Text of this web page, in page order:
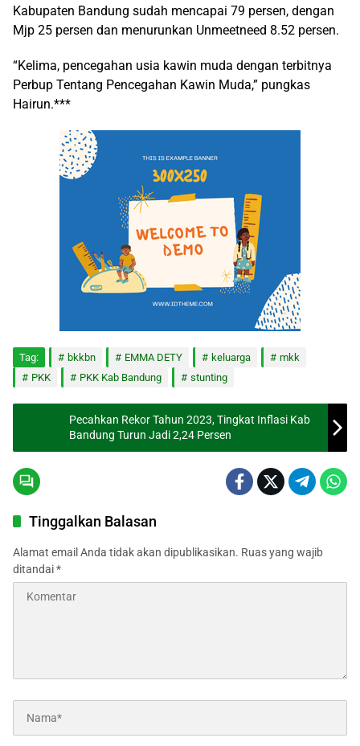
Kabupaten Bandung sudah mencapai 79 persen, dengan
Mjp 25 persen dan menurunkan Unmeetneed 8.52 persen.
“Kelima, pencegahan usia kawin muda dengan terbitnya
Perbup Tentang Pencegahan Kawin Muda,” pungkas
Hairun.***
Tag: bkkbn EMMA DETY keluarga
mkk
PKK
PKK Kab Bandung stunting
Pecahkan Rekor Tahun 2023, Tingkat Inflasi Kab
Bandung Turun Jadi 2,24 Persen
Tinggalkan Balasan
Alamat email Anda tidak akan dipublikasikan. Ruas yang wajib
ditandai*